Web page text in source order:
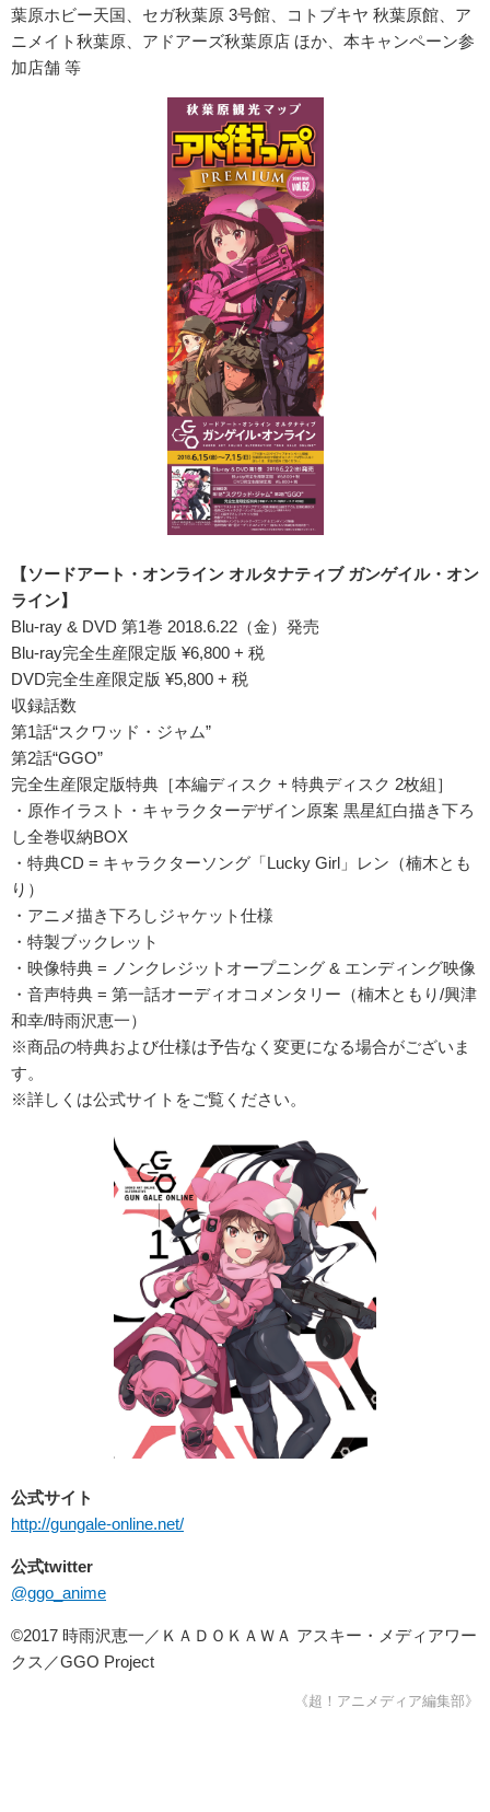
葉原ホビー天国、セガ秋葉原 3号館、コトブキヤ 秋葉原館、ア
ニメイト秋葉原、アドアーズ秋葉原店 ほか、本キャンペーン参
加店舗 等
【ソードアート・オンライン オルタナティブ ガンゲイル・オン
ライン】
Blu-ray & DVD 第1巻 2018.6.22（金）発売
Blu-ray完全生産限定版 ¥6,800 + 税
DVD完全生産限定版 ¥5,800 + 税
収録話数
第1話“スクワッド・ジャム”
第2話“GGO”
完全生産限定版特典［本編ディスク + 特典ディスク 2枚組］
・原作イラスト・キャラクターデザイン原案 黒星紅白描き下ろ
し全巻収納BOX
・特典CD = キャラクターソング「Lucky Girl」レン（楠木とも
り）
・アニメ描き下ろしジャケット仕様
・特製ブックレット
・映像特典 = ノンクレジットオープニング & エンディング映像
・音声特典 = 第一話オーディオコメンタリー（楠木ともり/興津
和幸/時雨沢恵一）
※商品の特典および仕様は予告なく変更になる場合がございま
す。
※詳しくは公式サイトをご覧ください。
公式サイト
http://gungale-online.net/
公式twitter
@ggo_anime
©2017 時雨沢恵一／ＫＡＤＯＫＡＷＡ アスキー・メディアワー
クス／GGO Project
《超！アニメディア編集部》